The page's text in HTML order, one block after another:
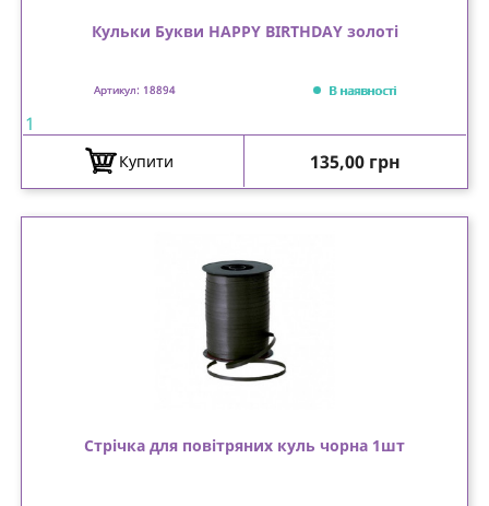
Кульки Букви HAPPY BIRTHDAY золоті
Артикул: 18894 В наявності
1
Купити Ціна
135,00 грн
Стрічка для повітряних куль чорна 1шт